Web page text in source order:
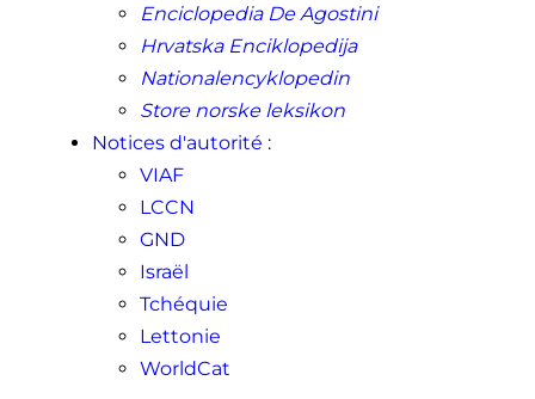
Enciclopedia De Agostini
Hrvatska Enciklopedija
Nationalencyklopedin
Store norske leksikon
Notices d'autorité :
VIAF
LCCN
GND
Israël
Tchéquie
Lettonie
WorldCat